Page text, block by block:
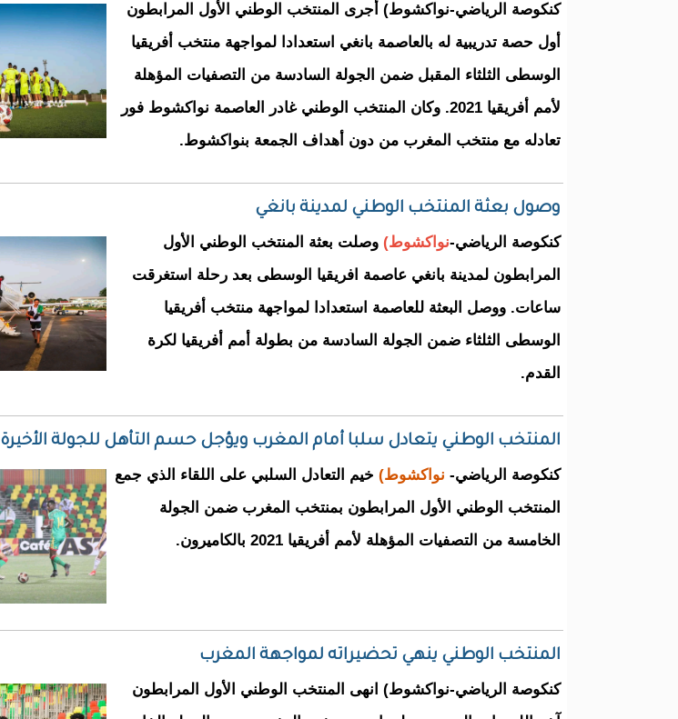
كنكوصة الرياضي-نواكشوط) أجرى المنتخب الوطني الأول المرابطون
أول حصة تدريبية له بالعاصمة بانغي استعدادا لمواجهة منتخب أفريقيا
الوسطى الثلثاء المقبل ضمن الجولة السادسة من التصفيات المؤهلة
لأمم أفريقيا 2021. وكان المنتخب الوطني غادر العاصمة نواكشوط فور
تعادله مع منتخب المغرب من دون أهداف الجمعة بنواكشوط.
وصول بعثة المنتخب الوطني لمدينة بانغي
كنكوصة الرياضي-نواكشوط) وصلت بعثة المنتخب الوطني الأول
المرابطون لمدينة بانغي عاصمة افريقيا الوسطى بعد رحلة استغرقت
ساعات. ووصل البعثة للعاصمة استعدادا لمواجهة منتخب أفريقيا
الوسطى الثلثاء ضمن الجولة السادسة من بطولة أمم أفريقيا لكرة
القدم.
المنتخب الوطني يتعادل سلبا أمام المغرب ويؤجل حسم التأهل للجولة الأخيرة
كنكوصة الرياضي- نواكشوط) خيم التعادل السلبي على اللقاء الذي جمع
المنتخب الوطني الأول المرابطون بمنتخب المغرب ضمن الجولة
الخامسة من التصفيات المؤهلة لأمم أفريقيا 2021 بالكاميرون.
المنتخب الوطني ينهي تحضيراته لمواجهة المغرب
كنكوصة الرياضي-نواكشوط) انهى المنتخب الوطني الأول المرابطون